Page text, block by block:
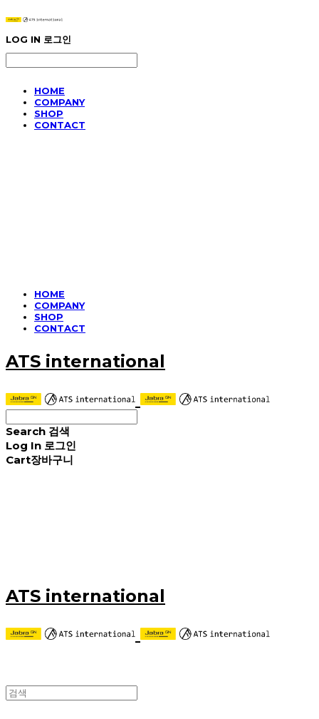
LOG IN 로그인
HOME
COMPANY
SHOP
CONTACT
HOME
COMPANY
SHOP
CONTACT
ATS international
Search 검색
Log In 로그인
Cart장바구니
ATS international